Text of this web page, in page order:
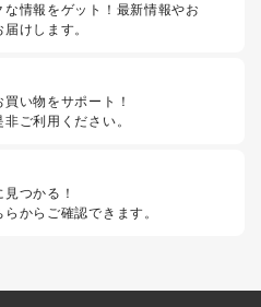
な情報をゲット！最新情報やお
けします。
い物をサポート！
ご利用ください。
つかる！
からご確認できます。